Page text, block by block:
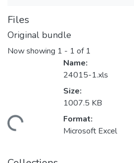
Files
Original bundle
Now showing 1 - 1 of 1
Name:
24015-1.xls
Size:
1007.5 KB
Format:
Microsoft Excel